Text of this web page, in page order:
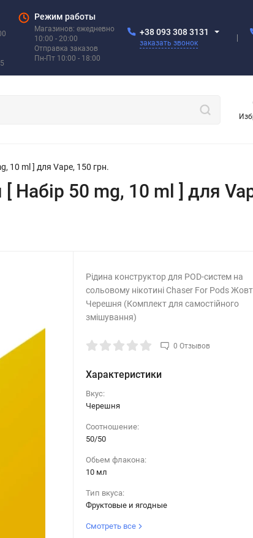
Режим работы
Магазинов: ежедневно
10:00 - 20:00
Отправка заказов
Пн-Пт 10:00 - 18:00
+38 093 308 3131
заказать звонок
10 ml ] для Vape, 150 грн.
50 mg, 10 ml ] для
Рідина конструктор для POD-систем на
сольовому нікотині Chaser For Pods
Черешня (Комплект для самостійного
змішування)
0 Отзывов
Характеристики
Вкус:
Черешня
Соотношение:
50/50
Обьем флакона:
10 мл
Тип вкуса:
Фруктовые и ягодные
Смотреть все